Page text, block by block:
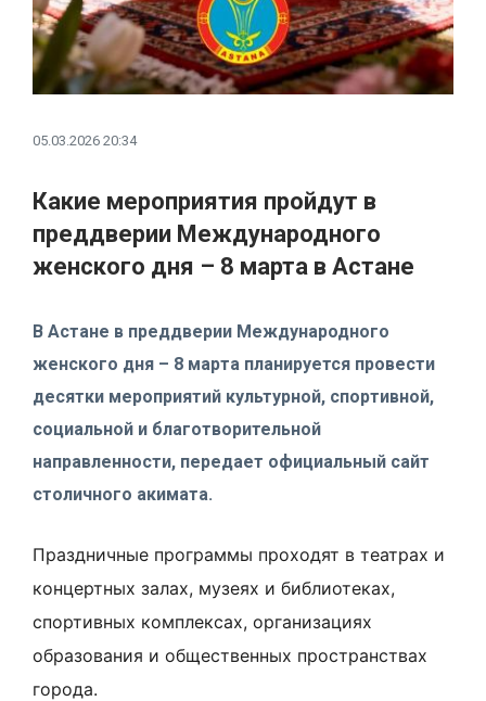
05.03.2026 20:34
Какие мероприятия пройдут в
преддверии Международного
женского дня – 8 марта в Астане
В Астане в преддверии Международного
женского дня – 8 марта планируется провести
десятки мероприятий культурной, спортивной,
социальной и благотворительной
направленности, передает официальный сайт
столичного акимата.
Праздничные программы проходят в театрах и
концертных залах, музеях и библиотеках,
спортивных комплексах, организациях
образования и общественных пространствах
города.